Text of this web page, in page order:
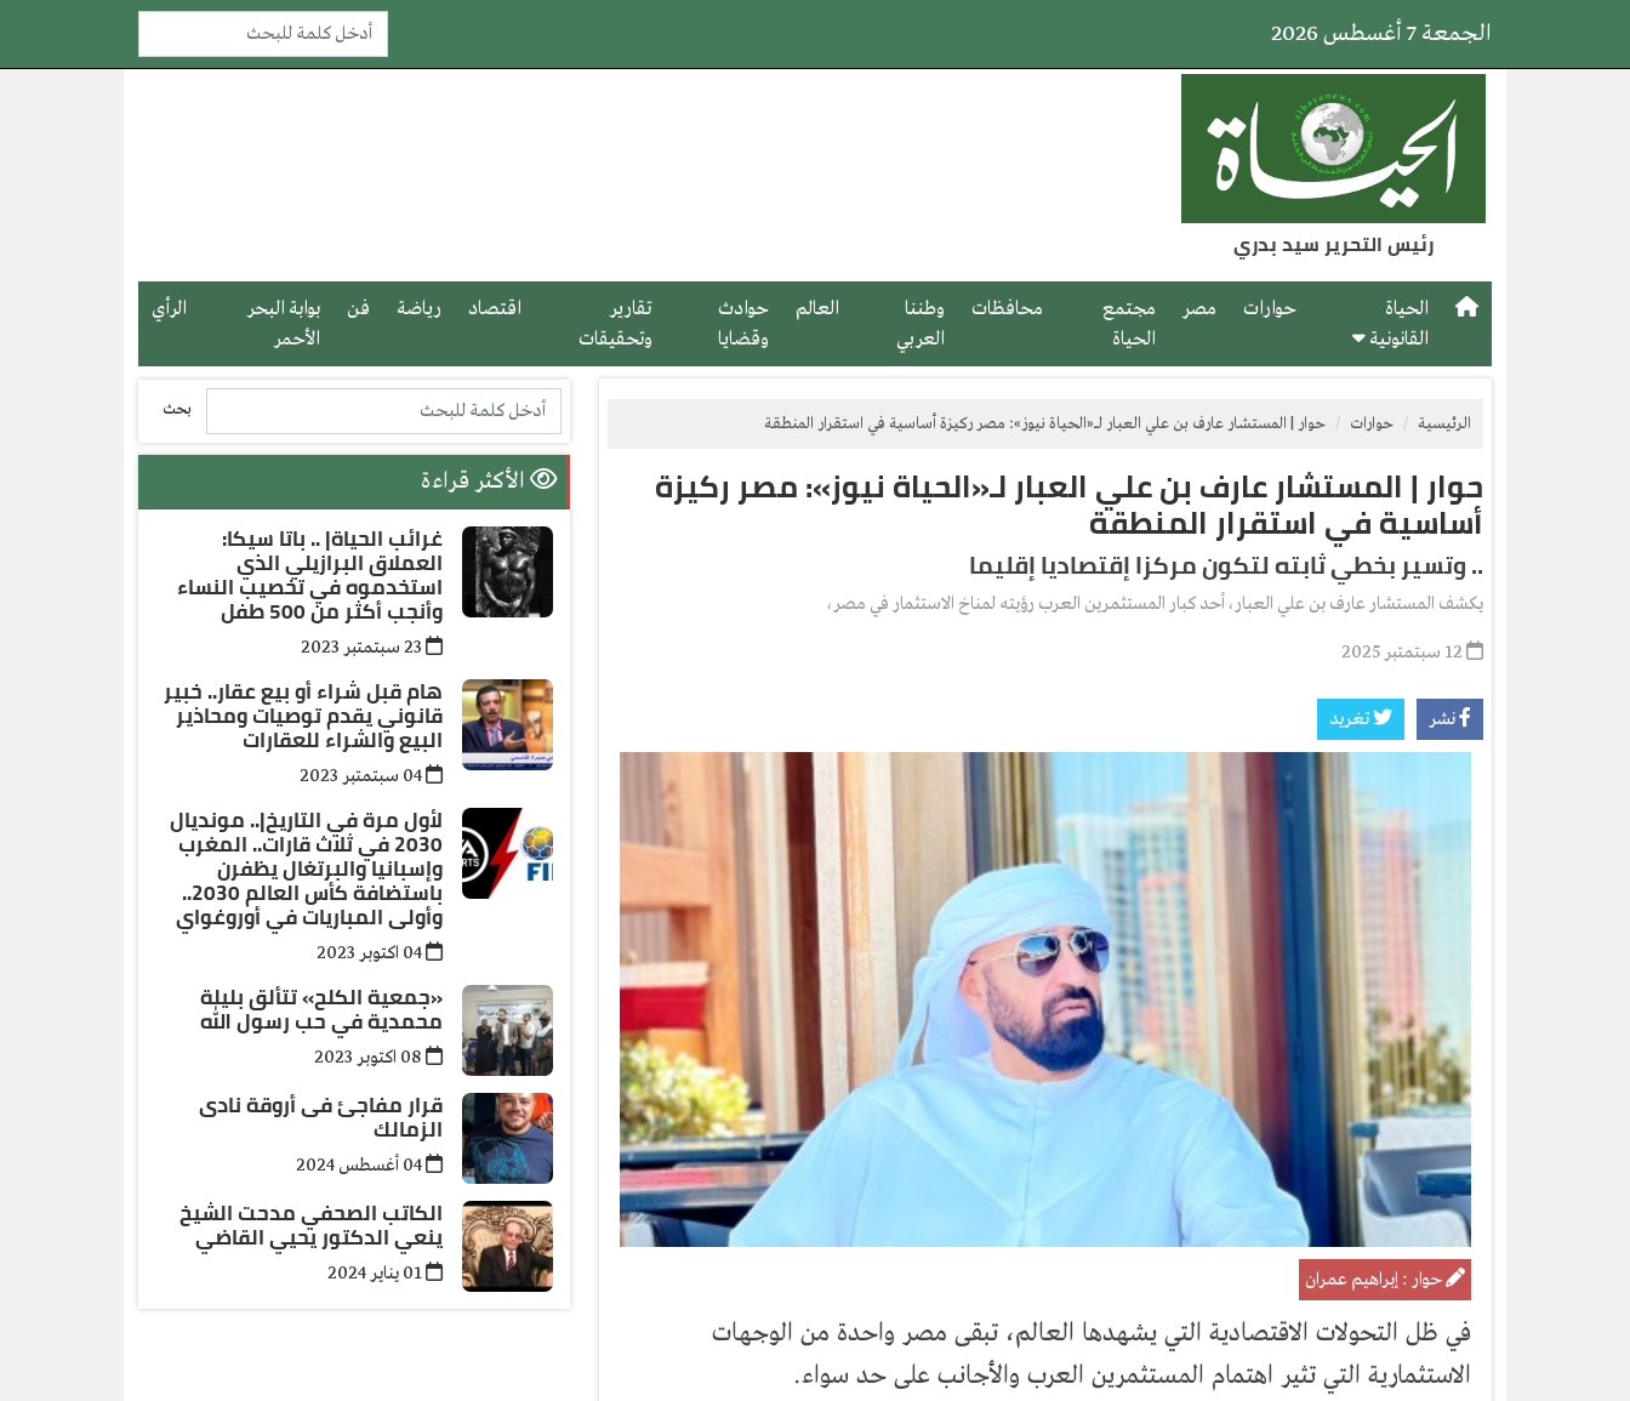
الجمعة 7 أغسطس 2026
رئيس التحرير سيد بدري
الحياة
القانونية
حوارات مصر
مجتمع
الحياة
محافظات
وطننا
العربي
العالم
حوادث
وقضايا
تقارير
وتحقيقات
اقتصاد رياضة فن
بوابة البحر
الأحمر
الرأي
الرئيسية حوارات حوار | المستشار عارف بن علي العبار لـ«الحياة نيوز»: مصر ركيزة أساسية في استقرار المنطقة
حوار | المستشار عارف بن علي العبار لـ«الحياة نيوز»: مصر ركيزة
أساسية في استقرار المنطقة
.. وتسير بخطي ثابته لتكون مركزا إقتصاديا إقليما
يكشف المستشار عارف بن علي العبار، أحد كبار المستثمرين العرب رؤيته لمناخ الاستثمار في مصر،
نشر
تغريد
حوار : إبراهيم عمران
في ظل التحولات الاقتصادية التي يشهدها العالم، تبقى مصر واحدة من الوجهات
الاستثمارية التي تثير اهتمام المستثمرين العرب والأجانب على حد سواء.
بحث
الأكثر قراءة
غرائب الحياة| .. باتا سيكا:
العملاق البرازيلي الذي
استخدموه في تخصيب النساء
وأنجب أكثر من 500 طفل
هام قبل شراء أو بيع عقار.. خبير
قانوني يقدم توصيات ومحاذير
البيع والشراء للعقارات
لأول مرة في التاريخ|.. مونديال
2030 في ثلاث قارات.. المغرب
وإسبانيا والبرتغال يظفرن
باستضافة كأس العالم 2030..
وأولى المباريات في أوروغواي
«جمعية الكلح» تتألق بليلة
محمدية في حب رسول الله
قرار مفاجئ فى أروقة نادى
الزمالك
الكاتب الصحفي مدحت الشيخ
ينعي الدكتور يحيي القاضي